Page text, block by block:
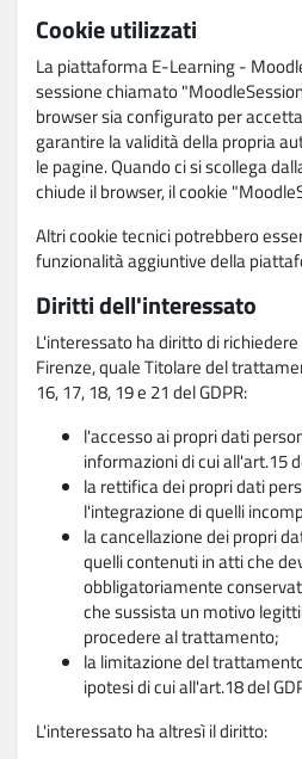
Cookie utilizzati
La piattaforma E-Learning -
sessione chiamato
browser sia configurato per
garantire la validità della propria
le pagine. Quando ci si scollega
chiude il browser, il cookie
Altri cookie tecnici potrebbero
funzionalità aggiuntive della
Diritti dell'interessato
L'interessato ha diritto di
Firenze, quale Titolare del
16, 17, 18, 19 e 21 del GDPR:
l'accesso ai propri dati
informazioni di cui all'art.15
la rettifica dei propri dati
l'integrazione di quelli
la cancellazione dei propri
quelli contenuti in atti che
obbligatoriamente
che sussista un motivo
procedere al trattamento;
la limitazione del
ipotesi di cui all'art.18 del
L'interessato ha altresì il diritto: